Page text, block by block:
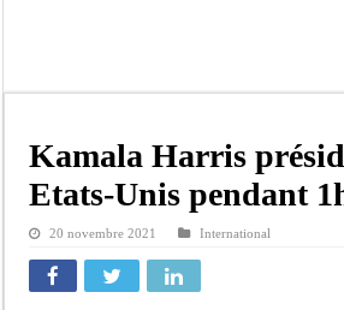
Election à l’ONU: Macky Sall est «celui qui est
SENELEC : La torche qui balise l’émergence
KIIRAAY AU PALAIS — PASTEF À
Électrification rurale : Thierno Alia MBENGUE
Kamala Harris
Etats-Unis pendant
20 novembre 2021 International